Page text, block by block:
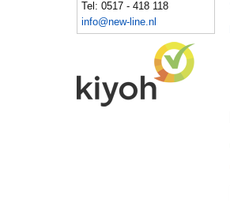
Tel: 0517 - 418 118
info@new-line.nl